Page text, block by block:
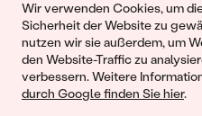
Wir verwenden Cookies, um
Sicherheit der Website zu
nutzen wir sie außerdem, um
den Website-Traffic zu
verbessern. Weitere
durch Google finden Sie hier.
Begleiten Sie uns!